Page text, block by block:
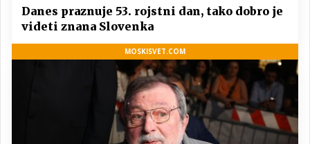
Danes praznuje 53. rojstni dan, tako dobro je
videti znana Slovenka
MOSKISVET.COM